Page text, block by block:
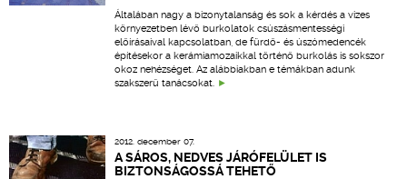
ÉPÍTÉSI JOG
ONLINE KÉPZÉSEK
Általában nagy a bizonytalanság és sok a kérdés a vizes
környezetben lévő burkolatok csúszásmentességi
előírásaival kapcsolatban, de fürdő- és úszómedencék
építésekor a kerámiamozaikkal történő burkolás is sokszor
okoz nehézséget. Az alábbiakban e témákban adunk
szakszerű tanácsokat.
2012. december 07.
A SÁROS, NEDVES JÁRÓFELÜLET IS
BIZTONSÁGOSSÁ TEHETŐ